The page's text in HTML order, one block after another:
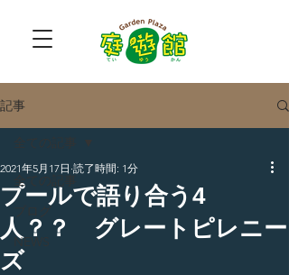
記事
全ての記事
ブログ
NEWS
プールで語り合う4
人？？ グレートピレニー
ズ
2021年5月17日 読了時間: 1分